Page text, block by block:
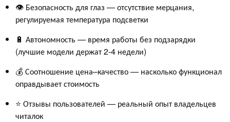
👁️ Безопасность для глаз — отсутствие мерцания,
регулируемая температура подсветки
🔋 Автономность — время работы без подзарядки
(лучшие модели держат 2-4 недели)
💰 Соотношение цена–качество — насколько функционал
оправдывает стоимость
⭐ Отзывы пользователей — реальный опыт владельцев
читалок